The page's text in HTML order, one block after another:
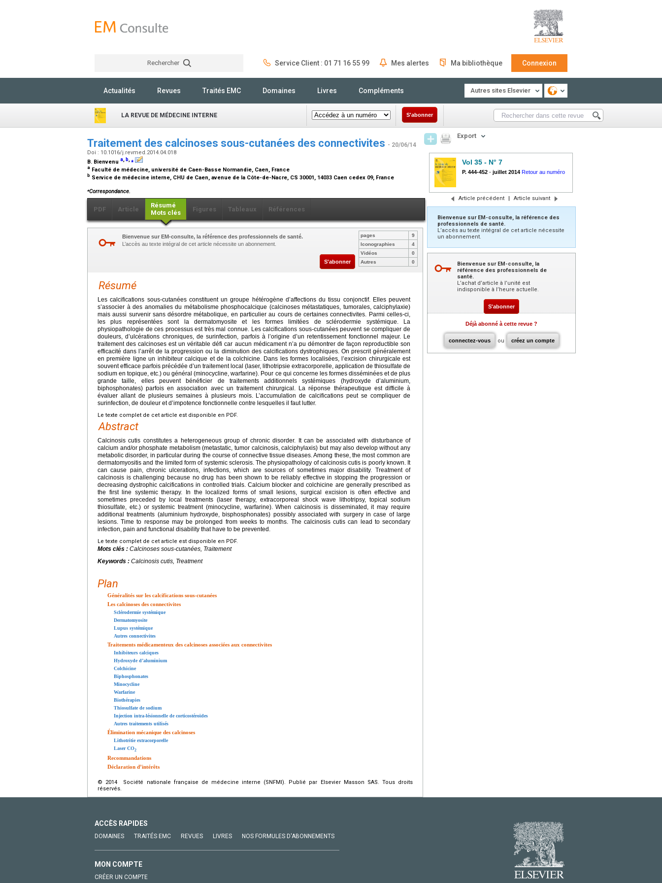
Rechercher Service Client : 01 71 16 55 99 Mes alertes Ma bibliothèque Connexion
Actualités Revues Traités EMC Domaines Livres Compléments Autres sites Elsevier
LA REVUE DE MÉDECINE INTERNE S'abonner
Traitement des calcinoses sous-cutanées des connectivites - 20/06/14
Doi : 10.1016/j.revmed.2014.04.018
B. Bienvenu a, b,⁎
a Faculté de médecine, université de Caen-Basse Normandie, Caen, France
b Service de médecine interne, CHU de Caen, avenue de la Côte-de-Nacre, CS 30001, 14033 Caen cedex 09, France
⁎Correspondance.
PDF Article
Résumé
Mots clés
Figures Tableaux Références
Bienvenue sur EM-consulte, la référence des professionnels de santé.
L’accès au texte intégral de cet article nécessite un abonnement.
S'abonner
pages
9
Iconographies
4
Vidéos
0
Autres
0
Résumé
Les calcifications sous-cutanées constituent un groupe hétérogène d’affections du tissu conjonctif. Elles peuvent
s’associer à des anomalies du métabolisme phosphocalcique (calcinoses métastatiques, tumorales, calciphylaxie)
mais aussi survenir sans désordre métabolique, en particulier au cours de certaines connectivites. Parmi celles-ci,
les plus représentées sont la dermatomyosite et les formes limitées de sclérodermie systémique. La
physiopathologie de ces processus est très mal connue. Les calcifications sous-cutanées peuvent se compliquer de
douleurs, d’ulcérations chroniques, de surinfection, parfois à l’origine d’un retentissement fonctionnel majeur. Le
traitement des calcinoses est un véritable défi car aucun médicament n’a pu démontrer de façon reproductible son
efficacité dans l’arrêt de la progression ou la diminution des calcifications dystrophiques. On prescrit généralement
en première ligne un inhibiteur calcique et de la colchicine. Dans les formes localisées, l’excision chirurgicale est
souvent efficace parfois précédée d’un traitement local (laser, lithotripsie extracorporelle, application de thiosulfate de
sodium en topique, etc.) ou général (minocycline, warfarine). Pour ce qui concerne les formes disséminées et de plus
grande taille, elles peuvent bénéficier de traitements additionnels systémiques (hydroxyde d’aluminium,
biphosphonates) parfois en association avec un traitement chirurgical. La réponse thérapeutique est difficile à
évaluer allant de plusieurs semaines à plusieurs mois. L’accumulation de calcifications peut se compliquer de
surinfection, de douleur et d’impotence fonctionnelle contre lesquelles il faut lutter.
Le texte complet de cet article est disponible en PDF.
Abstract
Calcinosis cutis constitutes a heterogeneous group of chronic disorder. It can be associated with disturbance of
calcium and/or phosphate metabolism (metastatic, tumor calcinosis, calciphylaxis) but may also develop without any
metabolic disorder, in particular during the course of connective tissue diseases. Among these, the most common are
dermatomyositis and the limited form of systemic sclerosis. The physiopathology of calcinosis cutis is poorly known. It
can cause pain, chronic ulcerations, infections, which are sources of sometimes major disability. Treatment of
calcinosis is challenging because no drug has been shown to be reliably effective in stopping the progression or
decreasing dystrophic calcifications in controlled trials. Calcium blocker and colchicine are generally prescribed as
the first line systemic therapy. In the localized forms of small lesions, surgical excision is often effective and
sometimes preceded by local treatments (laser therapy, extracorporeal shock wave lithotripsy, topical sodium
thiosulfate, etc.) or systemic treatment (minocycline, warfarine). When calcinosis is disseminated, it may require
additional treatments (aluminium hydroxyde, bisphosphonates) possibly associated with surgery in case of large
lesions. Time to response may be prolonged from weeks to months. The calcinosis cutis can lead to secondary
infection, pain and functional disability that have to be prevented.
Le texte complet de cet article est disponible en PDF.
Mots clés : Calcinoses sous-cutanées, Traitement
Keywords : Calcinosis cutis, Treatment
Plan
Généralités sur les calcifications sous-cutanées
Les calcinoses des connectivites
Sclérodermie systémique
Dermatomyosite
Lupus systémique
Autres connectivites
Traitements médicamenteux des calcinoses associées aux connectivites
Inhibiteurs calciques
Hydroxyde d’aluminium
Colchicine
Biphosphonates
Minocycline
Warfarine
Biothérapies
Thiosulfate de sodium
Injection intra-lésionnelle de corticostéroïdes
Autres traitements utilisés
Élimination mécanique des calcinoses
Lithotritie extracorporelle
Laser CO2
Recommandations
Déclaration d’intérêts
© 2014 Société nationale française de médecine interne (SNFMI). Publié par Elsevier Masson SAS. Tous droits
réservés.
Export
Vol 35 - N° 7
P. 444-452 - juillet 2014 Retour au numéro
Article précédent | Article suivant
Bienvenue sur EM-consulte, la référence des
professionnels de santé.
L’accès au texte intégral de cet article nécessite
un abonnement.
Bienvenue sur EM-consulte, la
référence des professionnels de
santé.
L’achat d’article à l’unité est
indisponible à l’heure actuelle.
S'abonner
Déjà abonné à cette revue ?
connectez-vous ou créez un compte
ACCÈS RAPIDES
DOMAINES TRAITÉS EMC REVUES LIVRES NOS FORMULES D'ABONNEMENTS
MON COMPTE
CRÉER UN COMPTE